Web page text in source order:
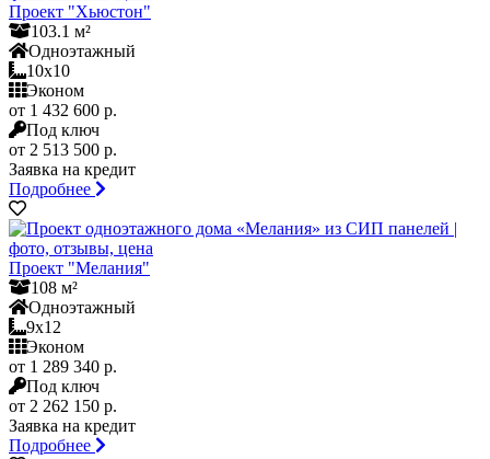
Проект "Хьюстон"
103.1 м²
Одноэтажный
10x10
Эконом
от 1 432 600 р.
Под ключ
от 2 513 500 р.
Заявка на кредит
Подробнее
Проект "Мелания"
108 м²
Одноэтажный
9x12
Эконом
от 1 289 340 р.
Под ключ
от 2 262 150 р.
Заявка на кредит
Подробнее